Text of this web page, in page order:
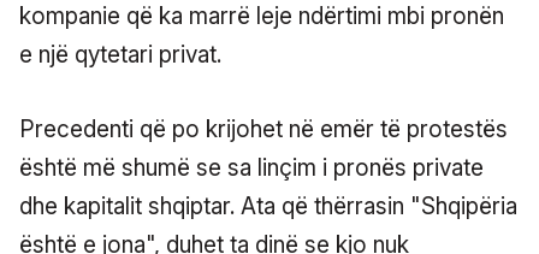
kompanie që ka marrë leje ndërtimi mbi pronën
e një qytetari privat.
Precedenti që po krijohet në emër të protestës
është më shumë se sa linçim i pronës private
dhe kapitalit shqiptar. Ata që thërrasin "Shqipëria
është e jona", duhet ta dinë se kjo nuk